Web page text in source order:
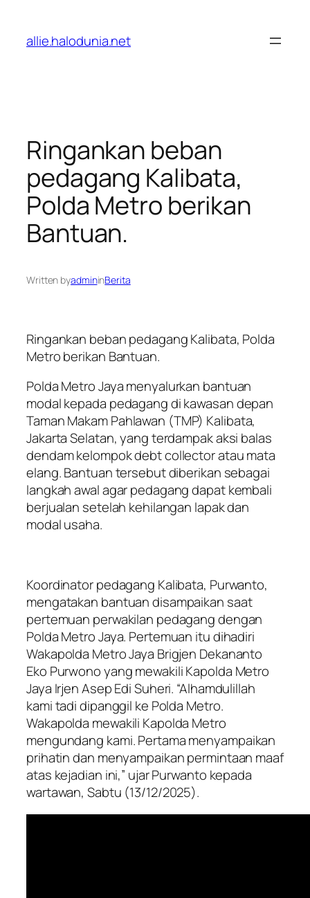
konten
allie.halodunia.net
Ringankan beban
pedagang Kalibata,
Polda Metro berikan
Bantuan.
Written byadmininBerita
Ringankan beban pedagang Kalibata, Polda
Metro berikan Bantuan.
Polda Metro Jaya menyalurkan bantuan
modal kepada pedagang di kawasan depan
Taman Makam Pahlawan (TMP) Kalibata,
Jakarta Selatan, yang terdampak aksi balas
dendam kelompok debt collector atau mata
elang. Bantuan tersebut diberikan sebagai
langkah awal agar pedagang dapat kembali
berjualan setelah kehilangan lapak dan
modal usaha.
Koordinator pedagang Kalibata, Purwanto,
mengatakan bantuan disampaikan saat
pertemuan perwakilan pedagang dengan
Polda Metro Jaya. Pertemuan itu dihadiri
Wakapolda Metro Jaya Brigjen Dekananto
Eko Purwono yang mewakili Kapolda Metro
Jaya Irjen Asep Edi Suheri. “Alhamdulillah
kami tadi dipanggil ke Polda Metro.
Wakapolda mewakili Kapolda Metro
mengundang kami. Pertama menyampaikan
prihatin dan menyampaikan permintaan maaf
atas kejadian ini,” ujar Purwanto kepada
wartawan, Sabtu (13/12/2025).